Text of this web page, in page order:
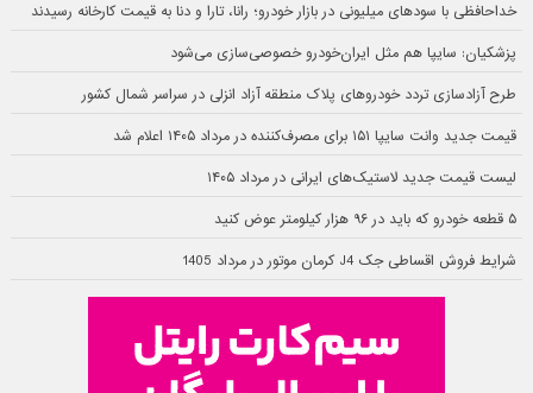
خداحافظی با سودهای میلیونی در بازار خودرو؛ رانا، تارا و دنا به قیمت کارخانه رسیدند
پزشکیان: سایپا هم مثل ایران‌خودرو خصوصی‌سازی می‌شود
طرح آزادسازی تردد خودروهای پلاک منطقه آزاد انزلی در سراسر شمال کشور
قیمت جدید وانت سایپا ۱۵۱ برای مصرف‌کننده در مرداد ۱۴۰۵ اعلام شد
لیست قیمت جدید لاستیک‌های ایرانی در مرداد ۱۴۰۵
۵ قطعه خودرو که باید در ۹۶ هزار کیلومتر عوض کنید
شرایط فروش اقساطی جک J4 کرمان موتور در مرداد 1405